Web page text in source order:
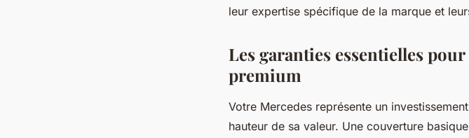
leur expertise spécifique de la marque et
Les garanties essentielles
premium
Votre Mercedes représente un
hauteur de sa valeur. Une couverture